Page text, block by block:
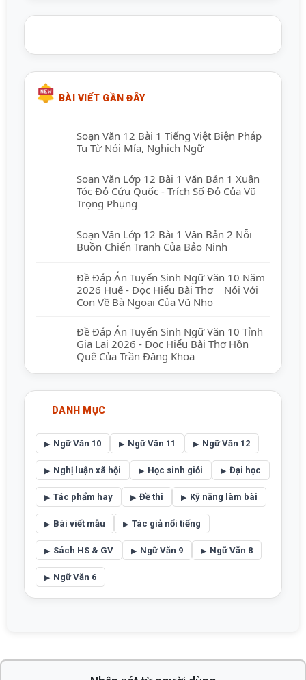
BÀI VIẾT GẦN ĐÂY
Soạn Văn 12 Bài 1 Tiếng Việt Biện Pháp
Tu Từ Nói Mỉa, Nghịch Ngữ
Soạn Văn Lớp 12 Bài 1 Văn Bản 1 Xuân
Tóc Đỏ Cứu Quốc - Trích Số Đỏ Của Vũ
Trọng Phụng
Soạn Văn Lớp 12 Bài 1 Văn Bản 2 Nỗi
Buồn Chiến Tranh Của Bảo Ninh
Đề Đáp Án Tuyển Sinh Ngữ Văn 10 Năm
2026 Huế - Đọc Hiểu Bài Thơ Nói Với
Con Về Bà Ngoại Của Vũ Nho
Đề Đáp Án Tuyển Sinh Ngữ Văn 10 Tỉnh
Gia Lai 2026 - Đọc Hiểu Bài Thơ Hồn
Quê Của Trần Đăng Khoa
DANH MỤC
Ngữ Văn 10 Ngữ Văn 11 Ngữ Văn 12
Nghị luận xã hội Học sinh giỏi Đại học
Tác phẩm hay Đề thi Kỹ năng làm bài
Bài viết mẫu Tác giả nổi tiếng
Sách HS & GV Ngữ Văn 9 Ngữ Văn 8
Ngữ Văn 6